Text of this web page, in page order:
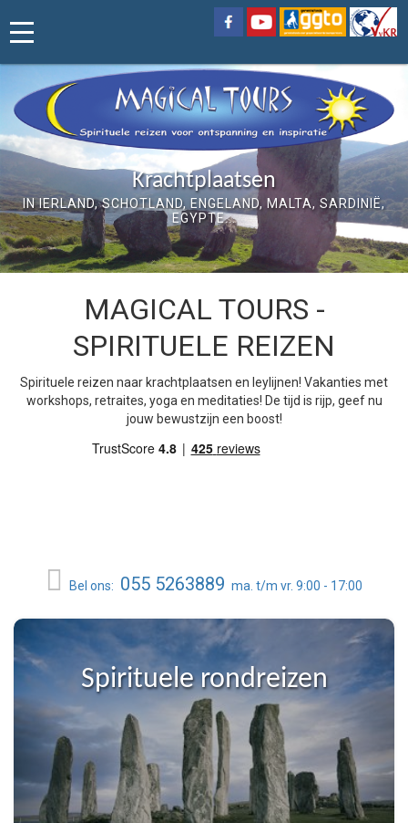
Krachtplaatsen
IN IERLAND, SCHOTLAND, ENGELAND, MALTA, SARDINIË,
EGYPTE...
Vier het leven en geniet!
VERRIJK JEZELF MET EEN SPIRITUELE BOOST! ONZE
REIZEN ZIJN EEN FEEST VOOR LICHAAM, HART EN ZIEL!
MAGICAL TOURS -
SPIRITUELE REIZEN
Spirituele reizen naar krachtplaatsen en leylijnen! Vakanties met
workshops, retraites, yoga en meditaties! De tijd is rijp, geef nu
jouw bewustzijn een boost!
Bel ons: 055 5263889 ma. t/m vr. 9:00 - 17:00
Spirituele rondreizen